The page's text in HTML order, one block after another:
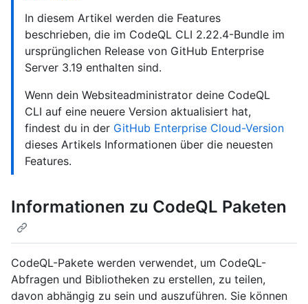
In diesem Artikel werden die Features
beschrieben, die im CodeQL CLI 2.22.4-Bundle im
ursprünglichen Release von GitHub Enterprise
Server 3.19 enthalten sind.
Wenn dein Websiteadministrator deine CodeQL
CLI auf eine neuere Version aktualisiert hat,
findest du in der GitHub Enterprise Cloud-Version
dieses Artikels Informationen über die neuesten
Features.
Informationen zu CodeQL Paketen
CodeQL-Pakete werden verwendet, um CodeQL-
Abfragen und Bibliotheken zu erstellen, zu teilen,
davon abhängig zu sein und auszuführen. Sie können